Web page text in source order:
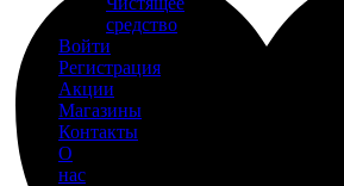
средство
Войти
Регистрация
Акции
Магазины
Контакты
О
нас